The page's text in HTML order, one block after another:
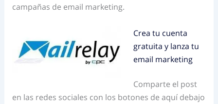
campañas de email marketing.
Crea tu cuenta
gratuita y lanza tu
email marketing
Comparte el post
en las redes sociales con los botones de aquí debajo